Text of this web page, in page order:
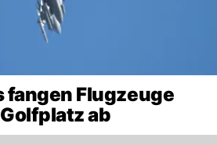
fangen Flugzeuge
ab